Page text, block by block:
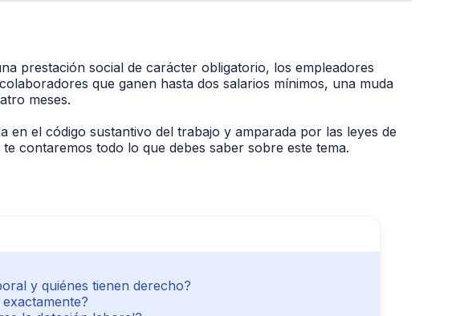
prestación social de carácter obligatorio, los empleadores
que ganen hasta dos salarios mínimos, una muda
meses.
en el código sustantivo del trabajo y amparada por las leyes de
contaremos todo lo que debes saber sobre este tema.
y quiénes tienen derecho?